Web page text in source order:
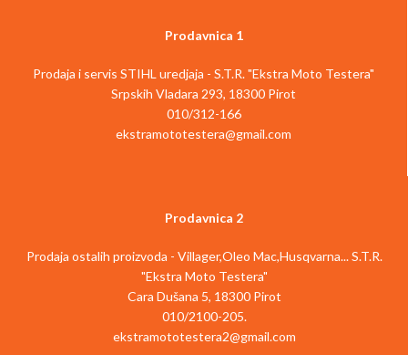
pomaže da
vrstu mini stege za
motorne testere
jednostavno ubacuje u stablo,
turpijanje i
pozicioniranje u stablu
Čvrsti materijal stege za turpijanje i
uglavljivanje čini je izuzetno
izdržljivom
Prodavnica 1
Prodaja i servis STIHL uredjaja - S.T.R. "Ekstra Moto Testera"
Srpskih Vladara 293, 18300 Pirot
010/312-166
ekstramototestera@gmail.com
Prodavnica 2
Prodaja ostalih proizvoda - Villager,Oleo Mac,Husqvarna... S.T.R.
"Ekstra Moto Testera"
Cara Dušana 5, 18300 Pirot
010/2100-205.
ekstramototestera2@gmail.com